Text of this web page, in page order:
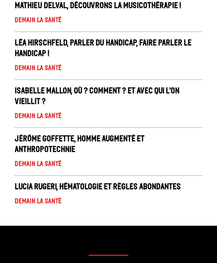
Mathieu Delval, Découvrons la musicothérapie !
Demain la santé
Léa Hirschfeld, Parler du handicap, faire parler le
handicap !
Demain la santé
Isabelle Mallon, Où ? comment ? Et avec qui l’on
vieillit ?
Demain la santé
Jérôme Goffette, Homme augmenté et
anthropotechnie
Demain la santé
Lucia Rugeri, Hématologie et règles abondantes
Demain la santé